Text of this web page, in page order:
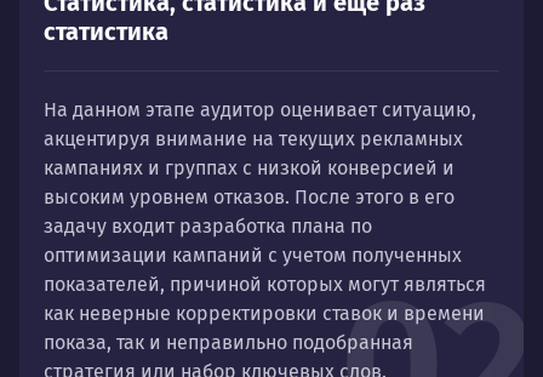
статистика
На данном этапе аудитор оценивает ситуацию,
акцентируя внимание на текущих рекламных
кампаниях и группах с низкой конверсией и
высоким уровнем отказов. После этого в его
задачу входит разработка плана по
оптимизации кампаний с учетом полученных
показателей, причиной которых могут являться
как неверные корректировки ставок и времени
показа, так и неправильно подобранная
стратегия или набор ключевых слов.